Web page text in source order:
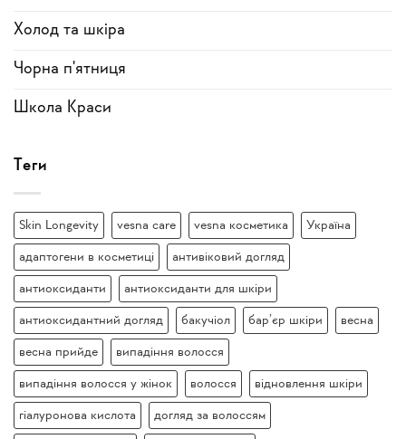
Холод та шкіра
Чорна п'ятниця
Школа Краси
Теги
Skin Longevity vesna care vesna косметика Україна
адаптогени в косметиці антивіковий догляд
антиоксиданти антиоксиданти для шкіри
антиоксидантний догляд бакучіол бар’єр шкіри весна
весна прийде випадіння волосся
випадіння волосся у жінок волосся відновлення шкіри
гіалуронова кислота догляд за волоссям